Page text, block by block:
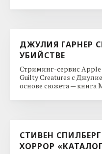
ДЖУЛИЯ ГАРНЕР
УБИЙСТВЕ
Стриминг-сервис Apple
Guilty Creatures с
основе сюжета — книга
СТИВЕН
ХОРРОР